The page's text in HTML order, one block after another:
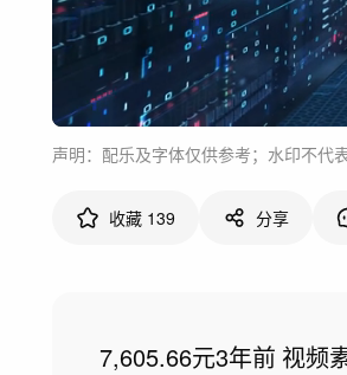
声明：配乐及字体仅供参考；水印不代
收藏 139 分享
7,605.66元3年前 视频